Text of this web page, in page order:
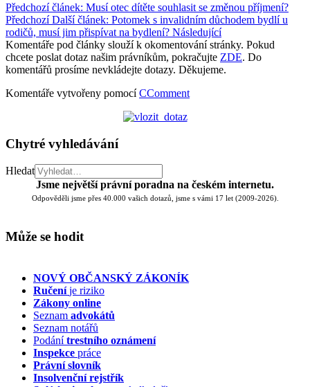
Předchozí článek: Musí otec dítěte souhlasit se změnou příjmení?
Předchozí Další článek: Potomek s invalidním důchodem bydlí u
rodičů, musí jim přispívat na bydlení? Následující
Komentáře pod články slouží k okomentování stránky. Pokud
chcete poslat dotaz našim právníkům, pokračujte ZDE. Do
komentářů prosíme nevkládejte dotazy. Děkujeme.
Komentáře vytvořeny pomocíCComment
Chytré vyhledávání
Hledat
Jsme největší právní poradna na českém internetu.
Odpověděli jsme přes 40.000 vašich dotazů, jsme s vámi 17 let (2009-2026).
Může se hodit
NOVÝ OBČANSKÝ ZÁKONÍK
Ručeníje riziko
Zákony online
Seznam advokátů
Seznam notářů
Podánítrestního oznámení
Inspekce práce
Právní slovník
Insolvenčnírejstřík